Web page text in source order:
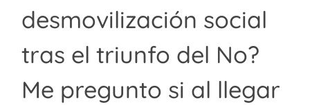
desmovilización social
tras el triunfo del No?
Me pregunto si al llegar